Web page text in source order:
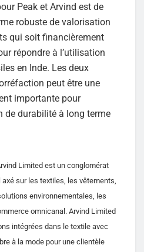
Peak et Arvind est de
robuste de valorisation
qui soit financièrement
répondre à l’utilisation
en Inde. Les deux
peut être une
importante pour
de durabilité à long terme
Limited est un conglomérat
sur les textiles, les vêtements,
environnementales, les
omnicanal. Arvind Limited
intégrées dans le textile avec
à la mode pour une clientèle